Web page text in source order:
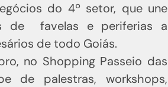
do 4º setor, que une
de favelas e periferias a
de todo Goiás.
no Shopping Passeio das
de palestras, workshops,